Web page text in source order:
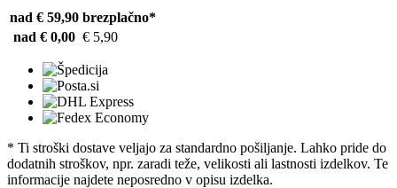
nad € 59,90 brezplačno*
nad € 0,00 € 5,90
* Ti stroški dostave veljajo za standardno pošiljanje. Lahko pride do
dodatnih stroškov, npr. zaradi teže, velikosti ali lastnosti izdelkov. Te
informacije najdete neposredno v opisu izdelka.